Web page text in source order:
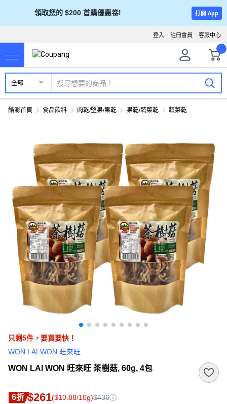
領取您的 $200 首購優惠卷! 打開 App
客服中心
註冊會員
登入
全部
酷澎首頁 食品飲料 肉乾/堅果/果乾 果乾/蔬菜乾 蔬菜乾
只剩5件， 要買要快！
WON LAI WON 旺來旺
WON LAI WON 旺來旺 茶樹菇, 60g, 4包
6折 $261($10.88/10g)$436